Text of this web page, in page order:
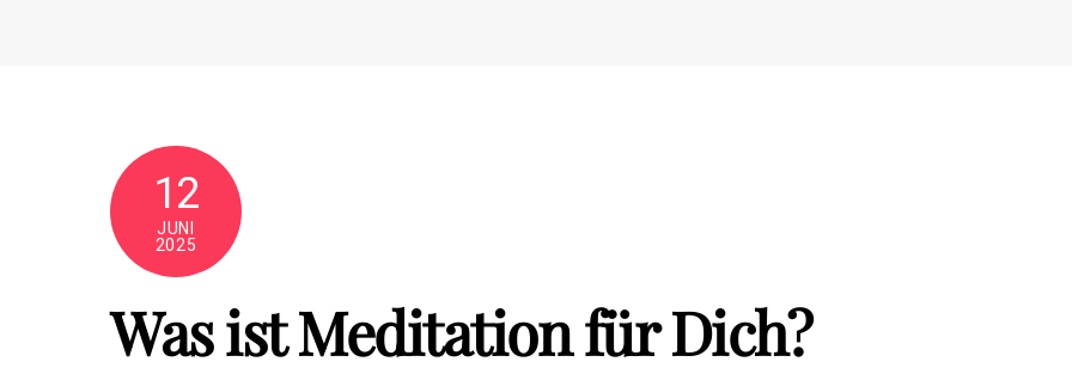
12
JUNI
2025
Was ist Meditation für Dich?